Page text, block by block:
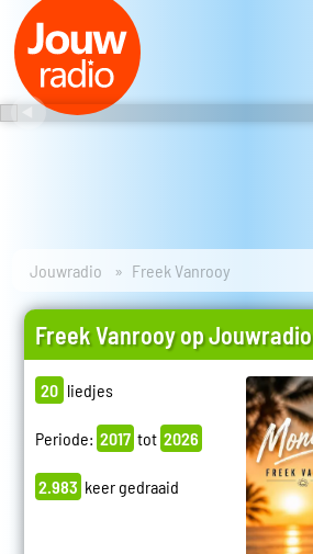
Jouwradio Freek Vanrooy
Freek Vanrooy op Jouwradio
20 liedjes
Periode: 2017 tot 2026
2.983 keer gedraaid